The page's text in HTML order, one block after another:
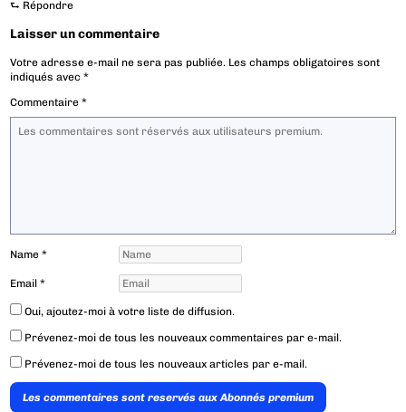
⮑ Répondre
Laisser un commentaire
Votre adresse e-mail ne sera pas publiée. Les champs obligatoires sont
indiqués avec*
Commentaire*
Name*
Email*
Oui, ajoutez-moi à votre liste de diffusion.
Prévenez-moi de tous les nouveaux commentaires par e-mail.
Prévenez-moi de tous les nouveaux articles par e-mail.
Les commentaires sont reservés aux Abonnés premium